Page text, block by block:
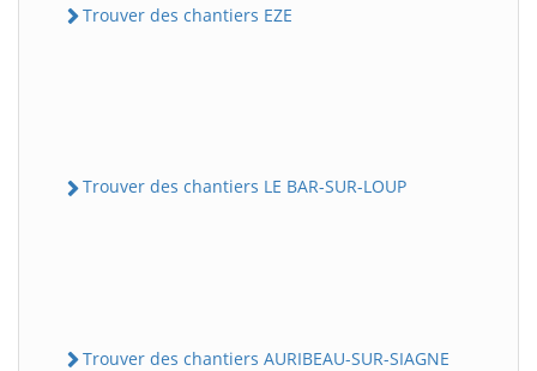
Trouver des chantiers EZE
Trouver des chantiers LE BAR-SUR-LOUP
Trouver des chantiers AURIBEAU-SUR-SIAGNE